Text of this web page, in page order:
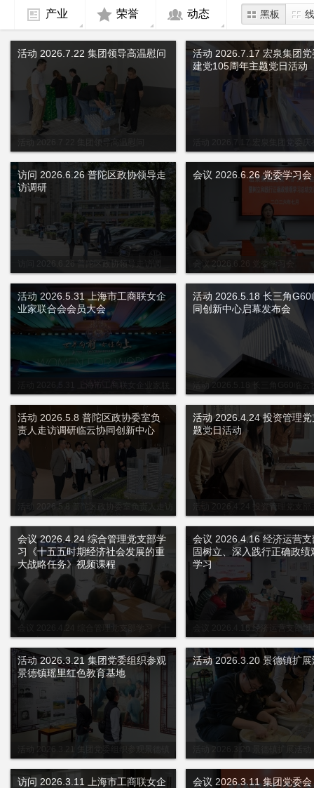
产业 荣誉 动态 黑板
活动 2026.7.22 集团领导高温慰问
活动 2026.7.22 集团领导高温慰问
活动 2026.7.17 宏泉集团党
建党105周年主题党日活动
访问 2026.6.26 普陀区政协领导走访调
访问 2026.6.26 普陀区政协领导走
访调研
会议 2026.6.26 党委学习会
会议 2026.6.26 党委学习会
活动 2026.5.31 上海市工商联女企业家联
活动 2026.5.31 上海市工商联女企
业家联合会会员大会
活动 2026.5.18 长三角G60临云
活动 2026.5.18 长三角G60
同创新中心启幕发布会
活动 2026.5.8 普陀区政协委室负责人走访
活动 2026.5.8 普陀区政协委室负
责人走访调研临云协同创新中心
活动 2026.4.24 投资管理党支
活动 2026.4.24 投资管理党
题党日活动
会议 2026.4.24 综合管理党支部学习《十
频课程
会议 2026.4.24 综合管理党支部学
习《十五五时期经济社会发展的重
大战略任务》视频课程
会议 2026.4.16 经济运营支部“
会议 2026.4.16 经济运营支
固树立、深入践行正确政绩
学习
活动 2026.3.21 集团党委组织参观景德镇
活动 2026.3.21 集团党委组织参观
景德镇瑶里红色教育基地
活动 2026.3.20 景德镇扩展活动
活动 2026.3.20 景德镇扩展
访问 2026.3.11 上海市工商联女企
会议 2026.3.11 集团党委会